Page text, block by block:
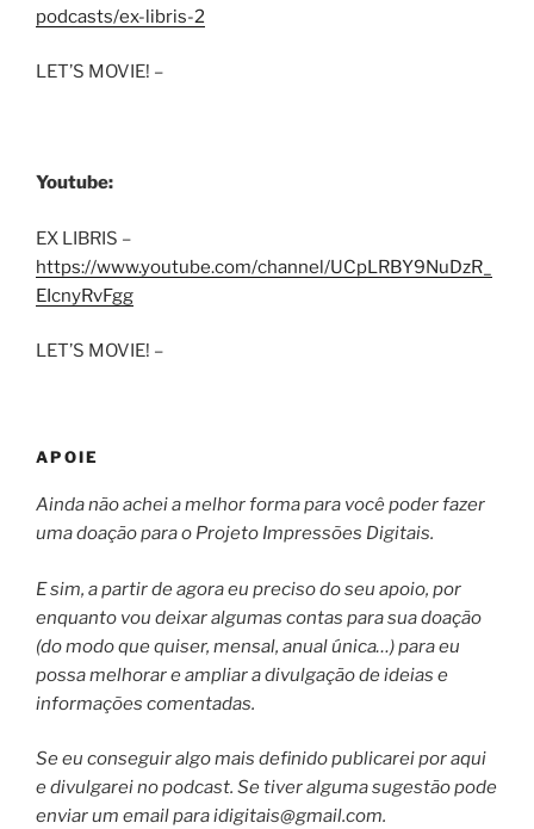
podcasts/ex-libris-2
LET’S MOVIE! –
Youtube:
EX LIBRIS –
https://www.youtube.com/channel/UCpLRBY9NuDzR_
EIcnyRvFgg
LET’S MOVIE! –
APOIE
Ainda não achei a melhor forma para você poder fazer
uma doação para o Projeto Impressões Digitais.
E sim, a partir de agora eu preciso do seu apoio, por
enquanto vou deixar algumas contas para sua doação
(do modo que quiser, mensal, anual única…) para eu
possa melhorar e ampliar a divulgação de ideias e
informações comentadas.
Se eu conseguir algo mais definido publicarei por aqui
e divulgarei no podcast. Se tiver alguma sugestão pode
enviar um email paraidigitais@gmail.com.